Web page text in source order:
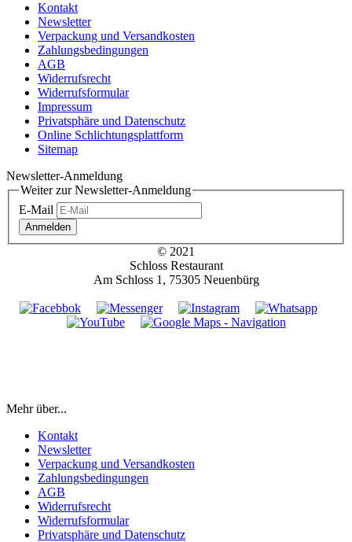
Kontakt
Newsletter
Verpackung und Versandkosten
Zahlungsbedingungen
AGB
Widerrufsrecht
Widerrufsformular
Impressum
Privatsphäre und Datenschutz
Online Schlichtungsplattform
Sitemap
Newsletter-Anmeldung
Weiter zur Newsletter-Anmeldung
E-Mail
Anmelden
© 2021
Schloss Restaurant
Am Schloss 1, 75305 Neuenbürg
Mehr über...
Kontakt
Newsletter
Verpackung und Versandkosten
Zahlungsbedingungen
AGB
Widerrufsrecht
Widerrufsformular
Privatsphäre und Datenschutz